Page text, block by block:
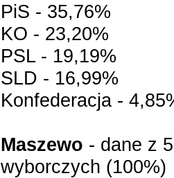
PiS - 35,76%
KO - 23,20%
PSL - 19,19%
SLD - 16,99%
Konfederacja -
Maszewo - dane z
wyborczych (100%)